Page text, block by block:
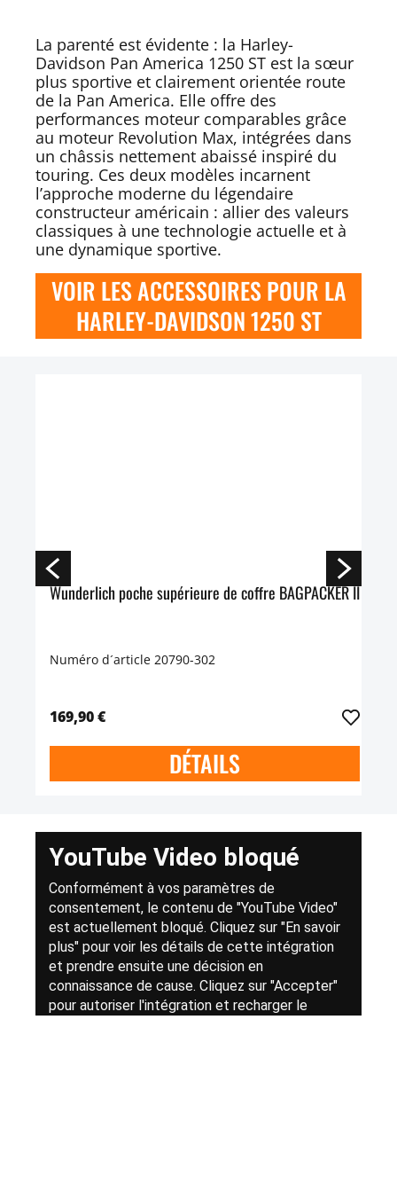
La parenté est évidente : la Harley-
Davidson Pan America 1250 ST est la sœur
plus sportive et clairement orientée route
de la Pan America. Elle offre des
performances moteur comparables grâce
au moteur Revolution Max, intégrées dans
un châssis nettement abaissé inspiré du
touring. Ces deux modèles incarnent
l’approche moderne du légendaire
constructeur américain : allier des valeurs
classiques à une technologie actuelle et à
une dynamique sportive.
VOIR LES ACCESSOIRES POUR LA
HARLEY-DAVIDSON 1250 ST
Wunderlich poche supérieure de coffre BAGPACKER II
Numéro d´article 20790-302
169,90 €
DÉTAILS